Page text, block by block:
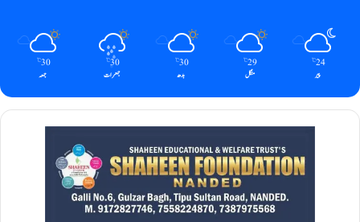
24
℃
پیر
29
℃
منگل
30
℃
بدھ
30
℃
جمعرات
30
℃
جمعہ